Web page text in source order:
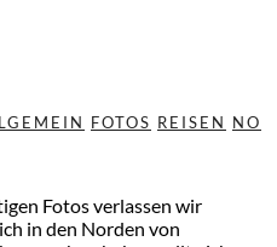
FOTOS REISEN NO
Fotos verlassen wir
in den Norden von